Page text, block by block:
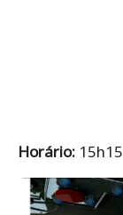
Horário: 15h15